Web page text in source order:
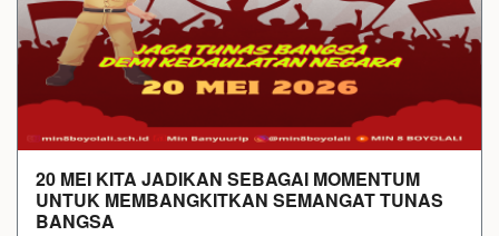
20 MEI KITA JADIKAN SEBAGAI MOMENTUM
UNTUK MEMBANGKITKAN SEMANGAT TUNAS
BANGSA